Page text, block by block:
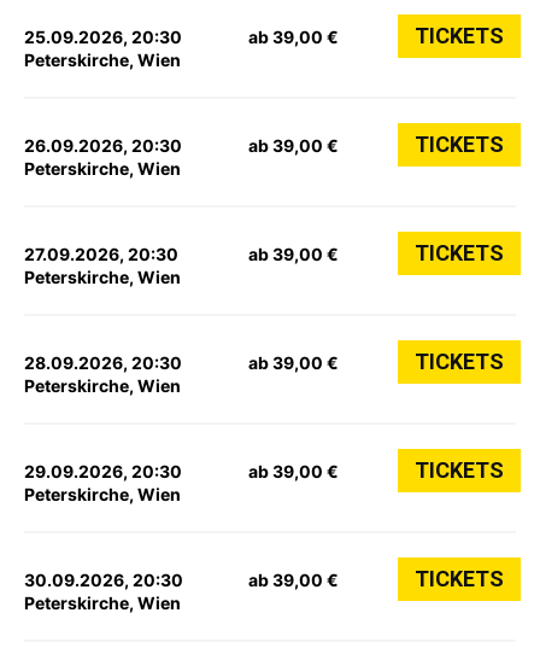
25.09.2026, 20:30
Peterskirche, Wien
ab 39,00 € TICKETS
26.09.2026, 20:30
Peterskirche, Wien
ab 39,00 € TICKETS
27.09.2026, 20:30
Peterskirche, Wien
ab 39,00 € TICKETS
28.09.2026, 20:30
Peterskirche, Wien
ab 39,00 € TICKETS
29.09.2026, 20:30
Peterskirche, Wien
ab 39,00 € TICKETS
30.09.2026, 20:30
Peterskirche, Wien
ab 39,00 € TICKETS